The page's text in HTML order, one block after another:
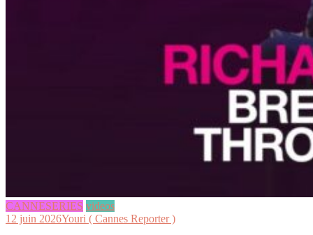
CANNESERIES videos
12 juin 2026Youri ( Cannes Reporter )